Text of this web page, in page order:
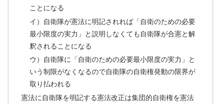
ことになる
イ）自衛隊が憲法に明記されれば「自衛のための必要
最小限度の実力」と説明しなくても自衛隊が合憲と解
釈されることになる
ウ）自衛隊に「自衛のための必要最小限度の実力」と
いう制限がなくなるので自衛隊の自衛権発動の限界が
取り払われる
憲法に自衛隊を明記する憲法改正は集団的自衛権を憲法